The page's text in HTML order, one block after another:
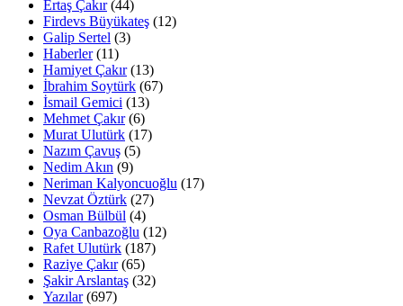
Ertaş Çakır(44)
Firdevs Büyükateş (12)
Galip Sertel (3)
Haberler(11)
Hamiyet Çakır(13)
İbrahim Soytürk (67)
İsmail Gemici (13)
Mehmet Çakır(6)
Murat Ulutürk (17)
Nazım Çavuş (5)
Nedim Akın (9)
Neriman Kalyoncuoğlu (17)
Nevzat Öztürk (27)
Osman Bülbül (4)
Oya Canbazoğlu (12)
Rafet Ulutürk (187)
Raziye Çakır(65)
Şakir Arslantaş (32)
Yazılar(697)